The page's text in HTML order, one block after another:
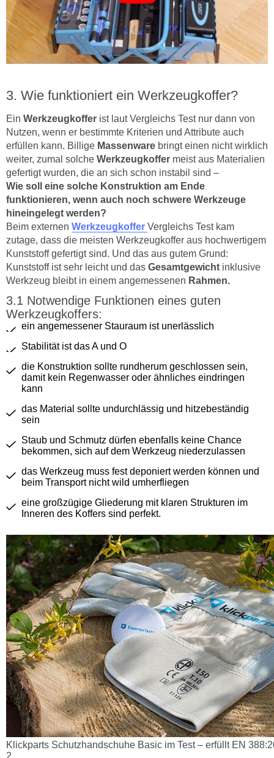
Wie funktioniert ein Werkzeugkoffer?
Ein Werkzeugkoffer ist laut Vergleichs Test nur dann von
Nutzen, wenn er bestimmte Kriterien und Attribute auch
erfüllen kann. Billige Massenware bringt einen nicht wirklich
weiter, zumal solche Werkzeugkoffer meist aus Materialien
gefertigt wurden, die an sich schon instabil sind –
Wie soll eine solche Konstruktion am Ende
funktionieren, wenn auch noch schwere Werkzeuge
hineingelegt werden?
Beim externen Werkzeugkoffer Vergleichs Test kam
zutage, dass die meisten Werkzeugkoffer aus hochwertigem
Kunststoff gefertigt sind. Und das aus gutem Grund:
Kunststoff ist sehr leicht und das Gesamtgewicht inklusive
Werkzeug bleibt in einem angemessenen Rahmen.
Notwendige Funktionen eines guten
Werkzeugkoffers:
ein angemessener Stauraum ist unerlässlich
Stabilität ist das A und O
die Konstruktion sollte rundherum geschlossen sein,
damit kein Regenwasser oder ähnliches eindringen
kann
das Material sollte undurchlässig und hitzebeständig
sein
Staub und Schmutz dürfen ebenfalls keine Chance
bekommen, sich auf dem Werkzeug niederzulassen
das Werkzeug muss fest deponiert werden können und
beim Transport nicht wild umherfliegen
eine großzügige Gliederung mit klaren Strukturen im
Inneren des Koffers sind perfekt.
Klickparts Schutzhandschuhe Basic im Test – erfüllt EN
2